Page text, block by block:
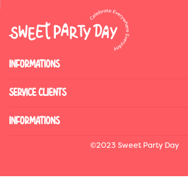
INFORMATIONS
SERVICE CLIENTS
INFORMATIONS
©2023 Sweet Party Day